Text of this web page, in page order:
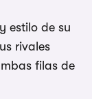
estilo de su
rivales
filas de